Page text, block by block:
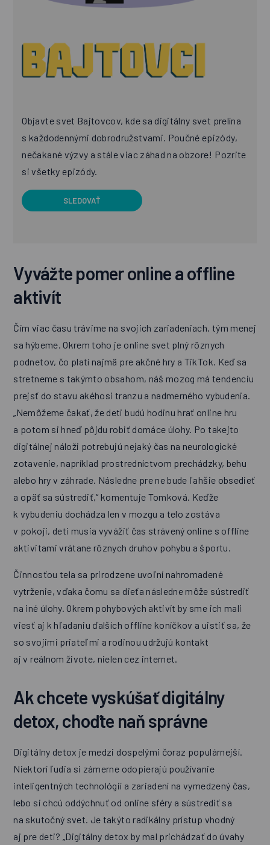
Objavte svet Bajtovcov, kde sa digitálny svet prelína
s každodennými dobrodružstvami. Poučné epizódy,
nečakané výzvy a stále viac záhad na obzore! Pozrite
si všetky epizódy.
SLEDOVAŤ
Vyvážte pomer online a offline
aktivít
Čím viac času trávime na svojich zariadeniach, tým menej
sa hýbeme. Okrem toho je online svet plný rôznych
podnetov, čo platí najmä pre akčné hry a TikTok. Keď sa
stretneme s takýmto obsahom, náš mozog má tendenciu
prejsť do stavu akéhosi tranzu a nadmerného vybudenia.
„Nemôžeme čakať, že deti budú hodinu hrať online hru
a potom si hneď pôjdu robiť domáce úlohy. Po takejto
digitálnej náloži potrebujú nejaký čas na neurologické
zotavenie, napríklad prostredníctvom prechádzky, behu
alebo hry v záhrade. Následne pre ne bude ľahšie obsedieť
a opäť sa sústrediť,“ komentuje Tomková. Keďže
k vybudeniu dochádza len v mozgu a telo zostáva
v pokoji, deti musia vyvážiť čas strávený online s offline
aktivitami vrátane rôznych druhov pohybu a športu.
Činnosťou tela sa prirodzene uvoľní nahromadené
vytrženie, vďaka čomu sa dieťa následne môže sústrediť
na iné úlohy. Okrem pohybových aktivít by sme ich mali
viesť aj k hľadaniu ďalších offline koníčkov a uistiť sa, že
so svojimi priateľmi a rodinou udržujú kontakt
aj v reálnom živote, nielen cez internet.
Ak chcete vyskúšať digitálny
detox, choďte naň správne
Digitálny detox je medzi dospelými čoraz populárnejší.
Niektorí ľudia si zámerne odopierajú používanie
inteligentných technológií a zariadení na vymedzený čas,
lebo si chcú oddýchnuť od online sféry a sústrediť sa
na skutočný svet. Je takýto radikálny prístup vhodný
aj pre deti? „Digitálny detox by mal prichádzať do úvahy